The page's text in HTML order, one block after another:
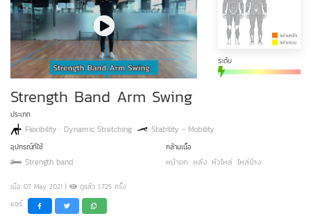
ระดับ
Strength Band Arm Swing
ประเภท
Flexibility : Dynamic Stretching Stability - Mobility
อุปกรณ์ที่ใช้
Strength band
กล้ามเนื้อ
หน้าอก หลัง หัวไหล่ ไหล่ข้าง
เมื่อ 07 May 2021 | ดูแล้ว 1,725 ครั้ง
แชร์